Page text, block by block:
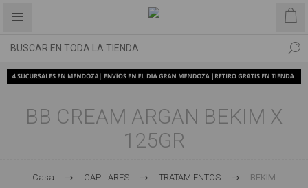
BB CREAM ARGAN BEKIM X
125GR
Casa CAPILARES TRATAMIENTOS BEKIM